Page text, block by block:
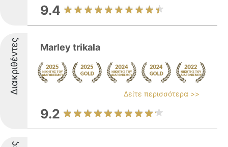
9.4
Διακριθέντες Marley trikala
Δείτε περισσότερα >>
9.2